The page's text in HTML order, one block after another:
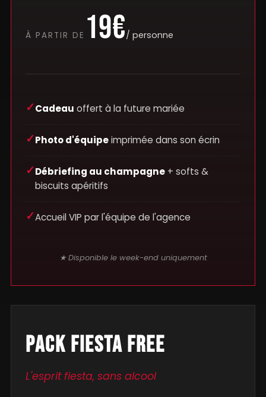
À PARTIR DE 19€/ personne
Cadeau offert à la future mariée
Photo d'équipeimprimée dans son écrin
Débriefing au champagne + softs &
biscuits apéritifs
Accueil VIP par l'équipe de l'agence
★ Disponible le week-end uniquement
PACK FIESTA FREE
L'esprit fiesta, sans alcool